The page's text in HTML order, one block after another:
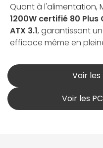
Quant à l'alimentation,
1200W certifié 80
ATX 3.1, garantissant
efficace même en
Voir les
Voir les